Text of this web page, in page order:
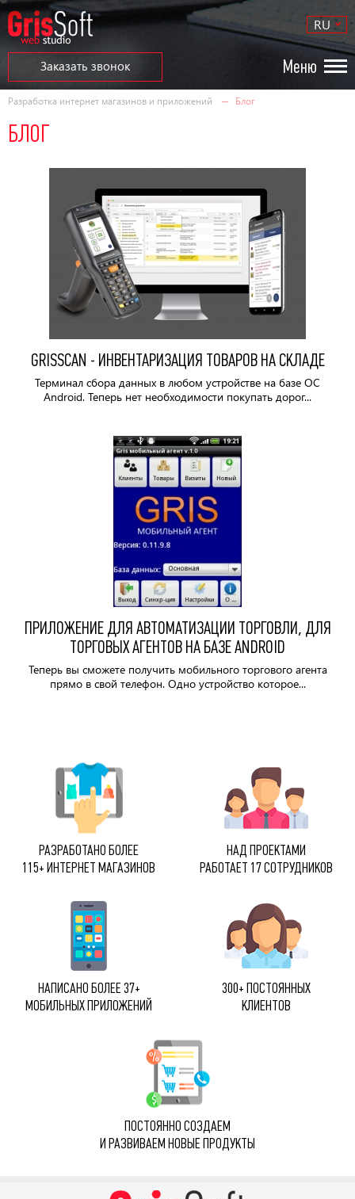
RU
Заказать звонок Меню
Разработка интернет магазинов и приложений Блог
БЛОГ
GRISSCAN - ИНВЕНТАРИЗАЦИЯ ТОВАРОВ НА СКЛАДЕ
Терминал сбора данных в любом устройстве на базе ОС
Android. Теперь нет необходимости покупать дорог...
ПРИЛОЖЕНИЕ ДЛЯ АВТОМАТИЗАЦИИ ТОРГОВЛИ, ДЛЯ
ТОРГОВЫХ АГЕНТОВ НА БАЗЕ ANDROID
Теперь вы сможете получить мобильного торгового агента
прямо в свой телефон. Одно устройство которое...
РАЗРАБОТАНО БОЛЕЕ
115+ ИНТЕРНЕТ МАГАЗИНОВ
НАД ПРОЕКТАМИ
РАБОТАЕТ 17 СОТРУДНИКОВ
НАПИСАНО БОЛЕЕ 37+
МОБИЛЬНЫХ ПРИЛОЖЕНИЙ
300+ ПОСТОЯННЫХ
КЛИЕНТОВ
ПОСТОЯННО СОЗДАЕМ
И РАЗВИВАЕМ НОВЫЕ ПРОДУКТЫ